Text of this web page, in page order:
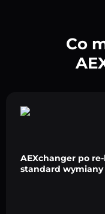
Co
AEXchanger po
standard